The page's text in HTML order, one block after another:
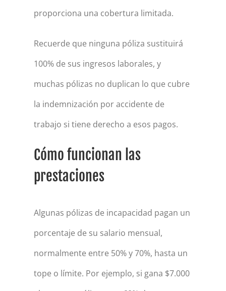
proporciona una cobertura limitada.
Recuerde que ninguna póliza sustituirá
100% de sus ingresos laborales, y
muchas pólizas no duplican lo que cubre
la indemnización por accidente de
trabajo si tiene derecho a esos pagos.
Cómo funcionan las
prestaciones
Algunas pólizas de incapacidad pagan un
porcentaje de su salario mensual,
normalmente entre 50% y 70%, hasta un
tope o límite. Por ejemplo, si gana $7.000